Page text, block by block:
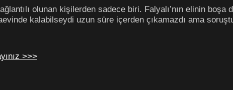
olunan kişilerden sadece biri. Falyalı’nın elinin boşa
kalabilseydi uzun süre içerden çıkamazdı ama
>>>